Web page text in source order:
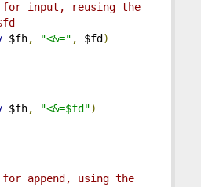
for input, reusing the
$fh, "<&=" , $fd )
$fh, "<&=$fd")
for append, using the